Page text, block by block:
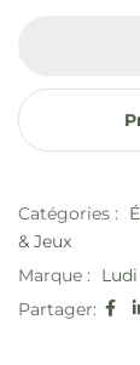
Catégories :
& Jeux
Marque :
Ludi
Partager: